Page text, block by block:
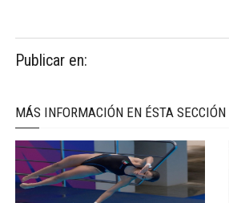
Publicar en:
MÁS INFORMACIÓN EN ÉSTA SECCIÓN